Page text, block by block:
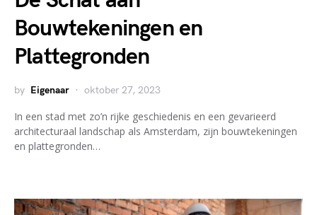
Bouwtekeningen en
Plattegronden
by Eigenaar oktober 27, 2023
In een stad met zo’n rijke geschiedenis en een gevarieerd
architecturaal landschap als Amsterdam, zijn bouwtekeningen
en plattegronden…